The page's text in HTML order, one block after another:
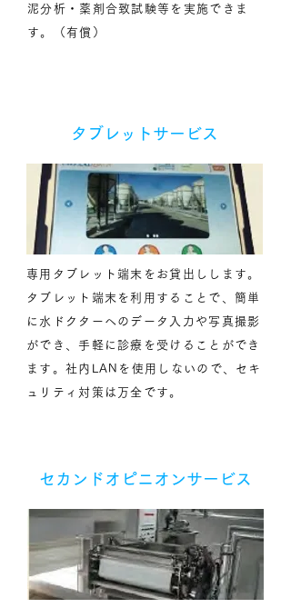
泥分析・薬剤合致試験等を実施できま
す。（有償）
タブレットサービス
専用タブレット端末をお貸出しします。
タブレット端末を利用することで、簡単
に水ドクターへのデータ入力や写真撮影
ができ、手軽に診療を受けることができ
ます。社内LANを使用しないので、セキ
ュリティ対策は万全です。
セカンドオピニオンサービス